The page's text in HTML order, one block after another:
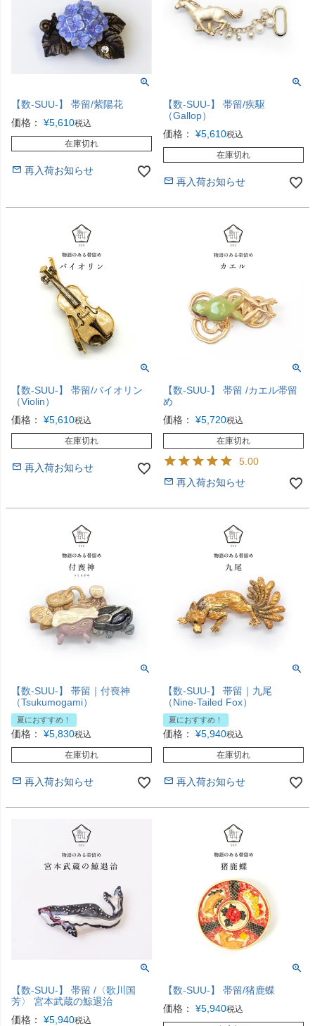
【数-SUU-】 帯留/紫陽花
価格：
¥5,610税込
在庫切れ
再入荷お知らせ
【数-SUU-】 帯留/疾駆
（Gallop）
価格：
¥5,610税込
在庫切れ
再入荷お知らせ
【数-SUU-】 帯留/バイオリン
（Violin）
価格：
¥5,610税込
在庫切れ
再入荷お知らせ
【数-SUU-】 帯留 /カエル帯留
め
価格：
¥5,720税込
在庫切れ
5.00
再入荷お知らせ
【数-SUU-】 帯留｜付喪神
（Tsukumogami）
夏におすすめ！
価格： ¥5,830税込
在庫切れ
再入荷お知らせ
【数-SUU-】 帯留｜九尾
（Nine-Tailed Fox）
夏におすすめ！
価格： ¥5,940税込
在庫切れ
再入荷お知らせ
【数-SUU-】 帯留 /〈歌川国
芳〉 宮本武蔵の鯨退治
価格：
¥5,940税込
【数-SUU-】 帯留/猪鹿蝶
価格：
¥5,940税込